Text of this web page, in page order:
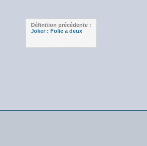
Définition précédente :
Joker : Folie a deux